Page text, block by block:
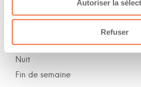
Autoriser la
Refuser
work at/during :
Soir
Nuit
Fin de semaine